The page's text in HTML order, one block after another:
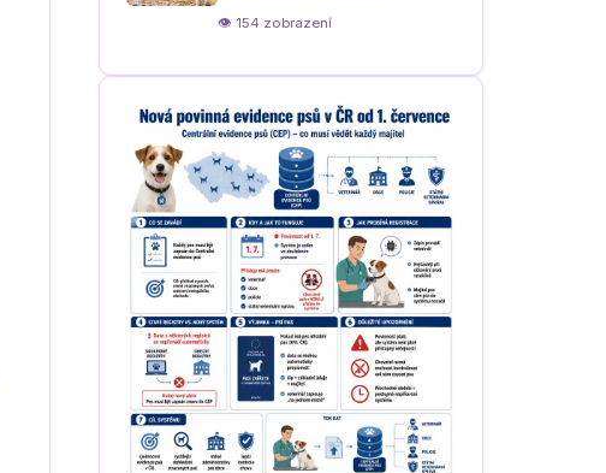
👁 154 zobrazení